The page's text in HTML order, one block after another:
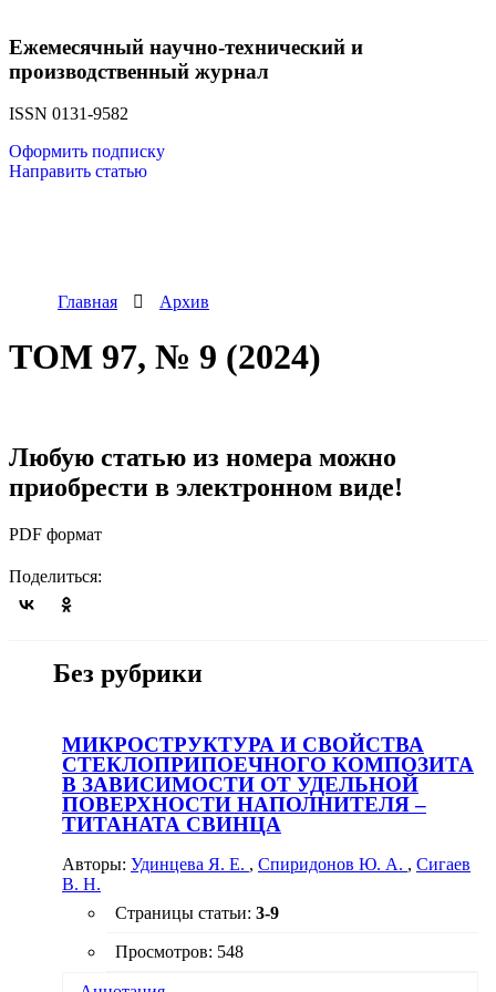
Ежемесячный научно-технический и
производственный журнал
ISSN 0131-9582
Оформить подписку
Направить статью
Главная Архив
ТОМ 97, № 9 (2024)
Любую статью из номера можно
приобрести в электронном виде!
PDF формат
Поделиться:
Без рубрики
МИКРОСТРУКТУРА И СВОЙСТВА
СТЕКЛОПРИПОЕЧНОГО КОМПОЗИТА
В ЗАВИСИМОСТИ ОТ УДЕЛЬНОЙ
ПОВЕРХНОСТИ НАПОЛНИТЕЛЯ –
ТИТАНАТА СВИНЦА
Авторы: Удинцева Я. Е. , Спиридонов Ю. А. , Сигаев
В. Н.
Страницы статьи: 3-9
Просмотров: 548